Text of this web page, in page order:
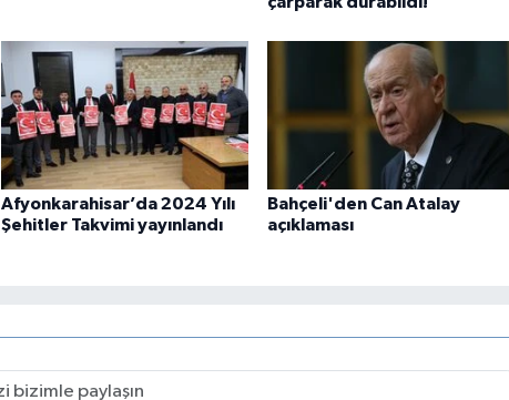
Afyonkarahisar’da 2024 Yılı
Şehitler Takvimi yayınlandı
Bahçeli'den Can Atalay
açıklaması